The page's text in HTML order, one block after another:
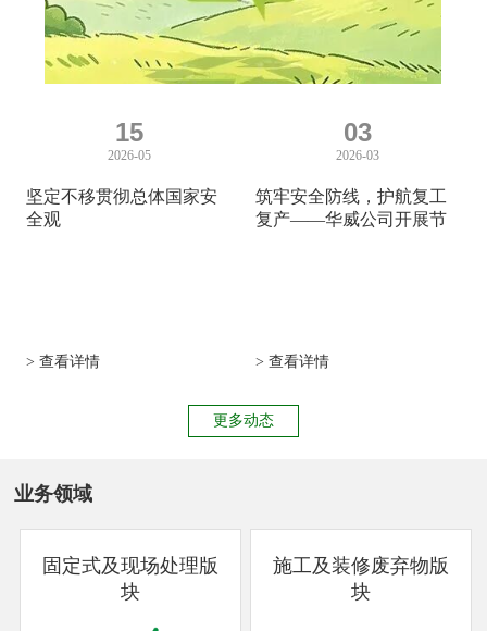
15
2026-05
坚定不移贯彻总体国家安
全观
> 查看详情
03
2026-03
筑牢安全防线，护航复工
复产——华威公司开展节
> 查看详情
更多动态
业务领域
固定式及现场处理版
块
施工及装修废弃物版
块